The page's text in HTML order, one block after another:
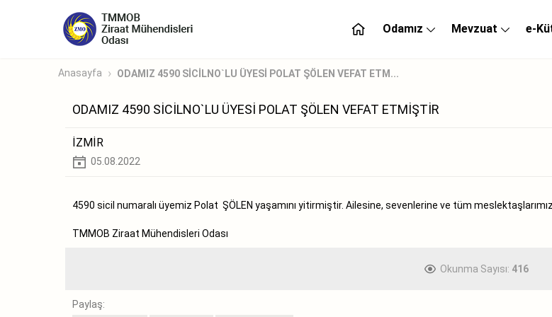
Odamız Mevzuat e-
Anasayfa ODAMIZ 4590 SİCİLNO`LU ÜYESİ POLAT ŞÖLEN VEFAT ETM...
ODAMIZ 4590 SİCİLNO`LU ÜYESİ POLAT ŞÖLEN VEFAT ETMİŞTİR
İZMİR
05.08.2022
4590 sicil numaralı üyemiz Polat ŞÖLEN yaşamını yitirmiştir. Ailesine, sevenlerine ve tüm
TMMOB Ziraat Mühendisleri Odası
Okunma Sayısı: 416
Paylaş: